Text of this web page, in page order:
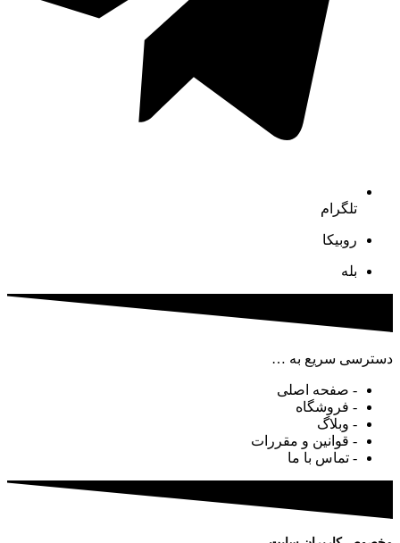
تلگرام
روبیکا
بله
دسترسی سریع به …
- صفحه اصلی
- فروشگاه
- وبلاگ
- قوانین و مقررات
- تماس با ما